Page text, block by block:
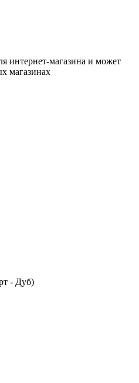
интернет-магазина и может
магазинах
- Дуб)